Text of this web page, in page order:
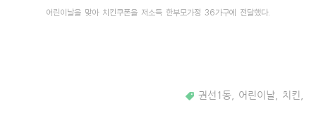
어린이날을 맞아 치킨쿠폰을 저소득 한부모가정 36가구에 전달했다.
권선1동 어린이날 치킨